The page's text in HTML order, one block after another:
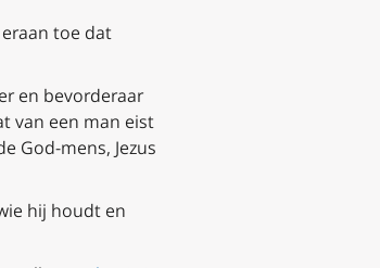
toe dat
en bevorderaar
van een man eist
God-mens, Jezus
hij houdt en